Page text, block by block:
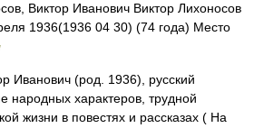
Виктор Иванович Виктор Лихоносов
1936(1936 04 30) (74 года) Место
Иванович (род. 1936), русский
народных характеров, трудной
жизни в повестях и рассказах ( На